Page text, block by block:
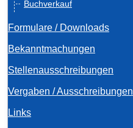
Buchverkauf
Formulare / Downloads
Bekanntmachungen
Stellenausschreibungen
Vergaben / Ausschreibungen
Links